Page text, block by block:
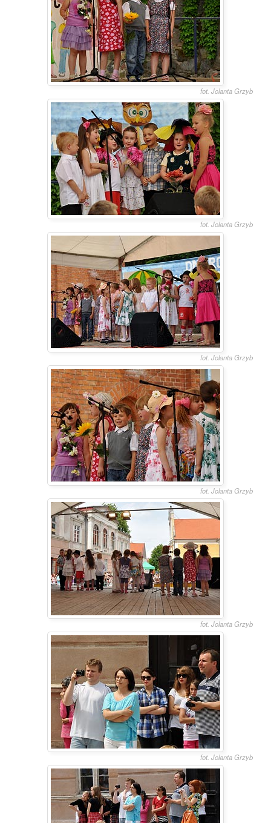
fot. Jolanta Grzyb
fot. Jolanta Grzyb
fot. Jolanta Grzyb
fot. Jolanta Grzyb
fot. Jolanta Grzyb
fot. Jolanta Grzyb